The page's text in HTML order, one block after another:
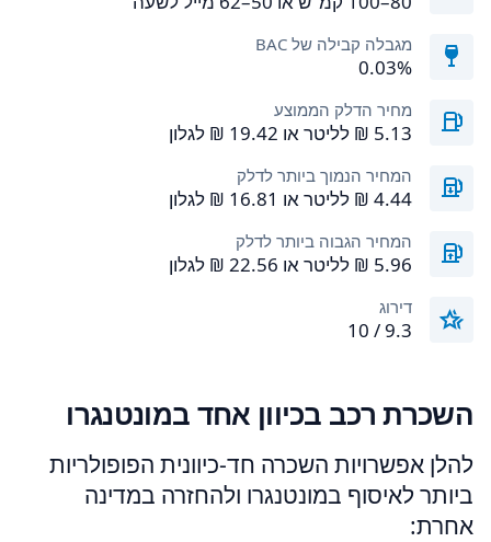
מגבלה קבילה של BAC
0.03%
מחיר הדלק הממוצע
המחיר הנמוך ביותר לדלק
המחיר הגבוה ביותר לדלק
דירוג
9.3 / 10
השכרת רכב בכיוון אחד במונטנגרו
להלן אפשרויות השכרה חד-כיוונית הפופולריות
ביותר לאיסוף במונטנגרו ולהחזרה במדינה
אחרת: